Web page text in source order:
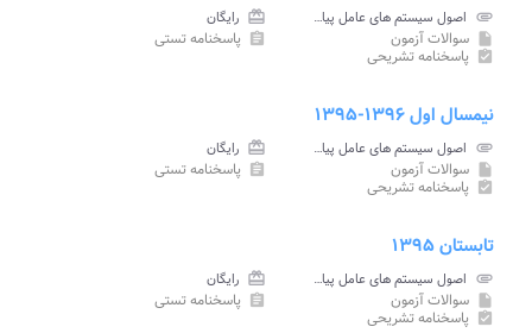
attachment اصول سیستم های عامل پیام نور card_giftcard رایگان
insert_drive_file سوالات آزمون assignment پاسخنامه تستی
assignment_turned_in پاسخنامه تشریحی
نیمسال اول ۱۳۹۶-۱۳۹۵
attachment اصول سیستم های عامل پیام نور card_giftcard رایگان
insert_drive_file سوالات آزمون assignment پاسخنامه تستی
assignment_turned_in پاسخنامه تشریحی
تابستان ۱۳۹۵
attachment اصول سیستم های عامل پیام نور card_giftcard رایگان
insert_drive_file سوالات آزمون assignment پاسخنامه تستی
assignment_turned_in پاسخنامه تشریحی